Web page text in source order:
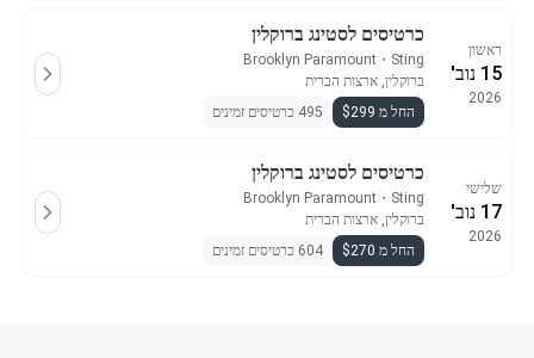
ראשון
15 נוב'
2026
כרטיסים לסטינג ברוקלין
Sting
・
Brooklyn Paramount
ברוקלין, ארצות הברית
החל מ $299
495 כרטיסים זמינים
שלישי
17 נוב'
2026
כרטיסים לסטינג ברוקלין
Sting
・
Brooklyn Paramount
ברוקלין, ארצות הברית
החל מ $270
604 כרטיסים זמינים